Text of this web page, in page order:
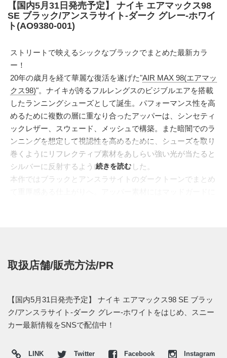
【国内5月31日発売予定】 ナイキ エアマックス98
SE ブラック/アンスラサイト-ダーク グレー-ホワイ
ト(AO9380-001)
ストリートで映えるシックなブラックでまとめた最新カラ
ー！
20年の歳月を経て華麗な復活を遂げた"AIR MAX 98(エアマッ
クス98)"。ナイキが誇るフルレングスのビジブルエアを搭載
したランニングシューズとして誕生。パフォーマンス性を高
めるために複数の層に重なり合ったアッパーは、シンセティ
ックレザー、スウェード、メッシュで構築。また暗闇でのラ
ンニングを想定して視認性を高めるために、シューズを取り
巻くようにリフレクティブ素材をあしらい強い光が当たると
シルバーに反射するようにデザインした。
本作ではブラックとアンスラサイトのダークトーンでまとめ
いたシックな雰囲気をまとう一足となっている。
【オンライン】
・
ナイキストア オンライン
・Uptown-deluxe AM9:00
続きを読む
取扱店舗/販売方法/PR
【国内5月31日発売予定】 ナイキ エアマックス98 SE ブラッ
ク/アンスラサイト-ダーク グレー-ホワイトをはじめ、スニー
カー最新情報をSNSで配信中！
LINK Twitter Facebook Instagram